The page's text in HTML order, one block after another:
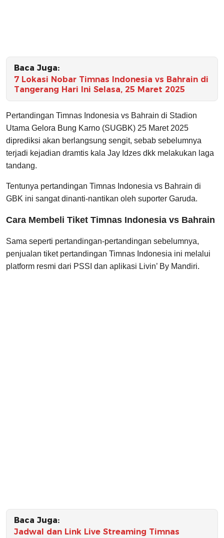
Baca Juga:
7 Lokasi Nobar Timnas Indonesia vs Bahrain di
Tangerang Hari Ini Selasa, 25 Maret 2025
Pertandingan Timnas Indonesia vs Bahrain di Stadion
Utama Gelora Bung Karno (SUGBK) 25 Maret 2025
diprediksi akan berlangsung sengit, sebab sebelumnya
terjadi kejadian dramtis kala Jay Idzes dkk melakukan laga
tandang.
Tentunya pertandingan Timnas Indonesia vs Bahrain di
GBK ini sangat dinanti-nantikan oleh suporter Garuda.
Cara Membeli Tiket Timnas Indonesia vs Bahrain
Sama seperti pertandingan-pertandingan sebelumnya,
penjualan tiket pertandingan Timnas Indonesia ini melalui
platform resmi dari PSSI dan aplikasi Livin’ By Mandiri.
Baca Juga:
Jadwal dan Link Live Streaming Timnas